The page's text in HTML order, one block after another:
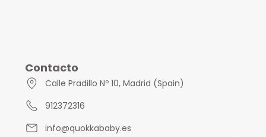
Contacto
Calle Pradillo Nº 10, Madrid (Spain)
912372316
info@quokkababy.es